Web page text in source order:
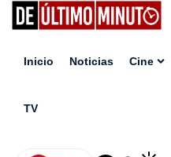
Inicio Noticias Cine
TV